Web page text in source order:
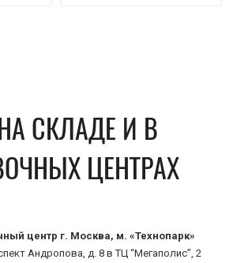
СКЛАДЕ И В
ЦЕНТРАХ
центр г. Москва, м. «Технопарк»
Андропова, д. 8 в ТЦ “Мегаполис”, 2